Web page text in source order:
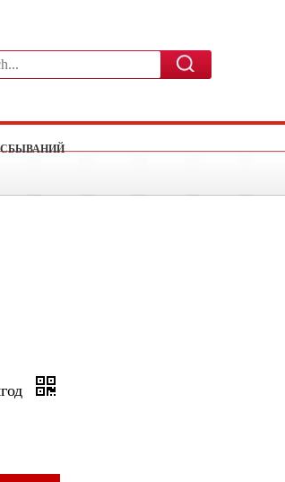
СБЫВАНИЙ